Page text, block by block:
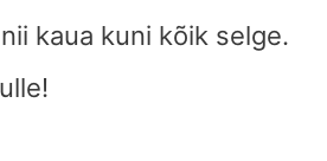
kaua kuni kõik selge.